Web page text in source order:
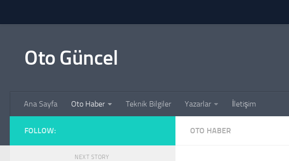
Oto Güncel
Ana Sayfa Oto Haber Teknik Bilgiler Yazarlar İletişim
OTO HABER
FOLLOW:
NEXT STORY